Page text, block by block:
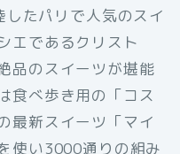
たパリで人気のスイ
エであるクリスト
品のスイーツが堪能
食べ歩き用の「コス
最新スイーツ「マイ
使い3000通りの組み